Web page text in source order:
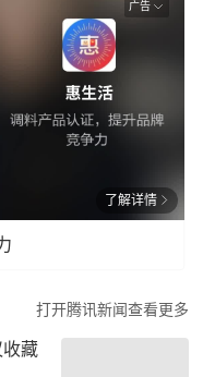
广告
了解详情
打开腾讯新闻查看更多
藏